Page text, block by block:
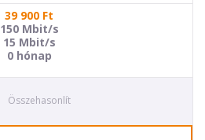
39 900 Ft
150 Mbit/s
15 Mbit/s
0 hónap
Összehasonlít